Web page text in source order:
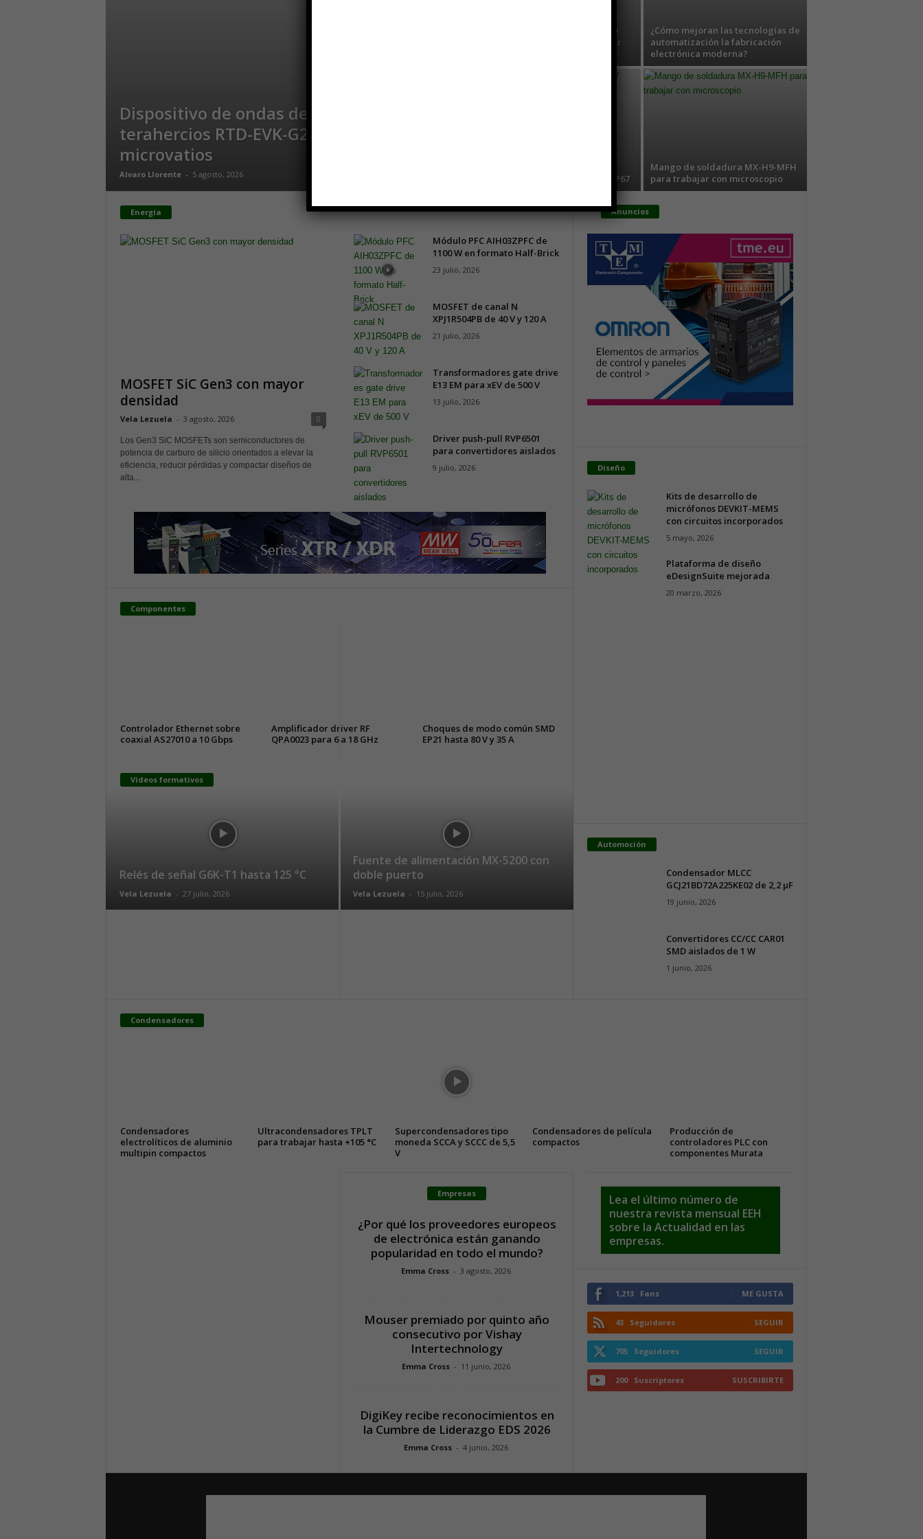
Dispositivo de ondas de
terahercios RTD-EVK-G2 con 40
microvatios
Alvaro Llorente - 5 agosto, 2026
¿Cómo eliges al mejor socio de
fabricación electrónica para tu
¿Cómo mejoran las tecnologías de
automatización la fabricación
electrónica moderna?
Interruptores antivandálicos IP67
Mango de soldadura MX-H9-MFH
para trabajar con microscopio
Energía
MOSFET SiC Gen3 con mayor
densidad
Vela Lezuela - 3 agosto, 2026 0
Los Gen3 SiC MOSFETs son semiconductores de
potencia de carburo de silicio orientados a elevar la
eficiencia, reducir pérdidas y compactar diseños de
alta...
Módulo PFC AIH03ZPFC de
1100 W en formato Half-Brick
23 julio, 2026
MOSFET de canal N
XPJ1R504PB de 40 V y 120 A
21 julio, 2026
Transformadores gate drive
E13 EM para xEV de 500 V
13 julio, 2026
Driver push-pull RVP6501
para convertidores aislados
9 julio, 2026
Componentes
Controlador Ethernet sobre
coaxial AS27010 a 10 Gbps
Amplificador driver RF
QPA0023 para 6 a 18 GHz
Choques de modo común SMD
EP21 hasta 80 V y 35 A
Vídeos formativos
Relés de señal G6K-T1 hasta 125 °C
Vela Lezuela - 27 julio, 2026
Fuente de alimentación MX-5200 con
doble puerto
Vela Lezuela - 15 julio, 2026
Anuncios
Diseño
Kits de desarrollo de
micrófonos DEVKIT-MEMS
con circuitos incorporados
5 mayo, 2026
Plataforma de diseño
eDesignSuite mejorada
20 marzo, 2026
Automoción
Condensador MLCC
GCJ21BD72A225KE02 de 2,2 µF
19 junio, 2026
Convertidores CC/CC CAR01
SMD aislados de 1 W
1 junio, 2026
Condensadores
Condensadores
electrolíticos de aluminio
multipin compactos
Ultracondensadores TPLT
para trabajar hasta +105 °C
Supercondensadores tipo
moneda SCCA y SCCC de 5,5
V
Condensadores de película
compactos
Producción de
controladores PLC con
componentes Murata
Empresas
¿Por qué los proveedores europeos
de electrónica están ganando
popularidad en todo el mundo?
Emma Cross - 3 agosto, 2026
Mouser premiado por quinto año
consecutivo por Vishay
Intertechnology
Emma Cross - 11 junio, 2026
DigiKey recibe reconocimientos en
la Cumbre de Liderazgo EDS 2026
Emma Cross - 4 junio, 2026
Lea el último número de
nuestra revista mensual EEH
sobre la Actualidad en las
empresas.
1,213 Fans ME GUSTA
43 Seguidores SEGUIR
705 Seguidores SEGUIR
200 Suscriptores SUSCRIBIRTE